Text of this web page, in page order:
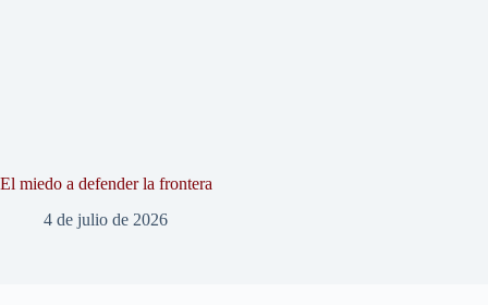
El miedo a defender la frontera
4 de julio de 2026